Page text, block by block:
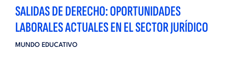
SALIDAS DE DERECHO: OPORTUNIDADES
LABORALES ACTUALES EN EL SECTOR JURÍDICO
MUNDO EDUCATIVO